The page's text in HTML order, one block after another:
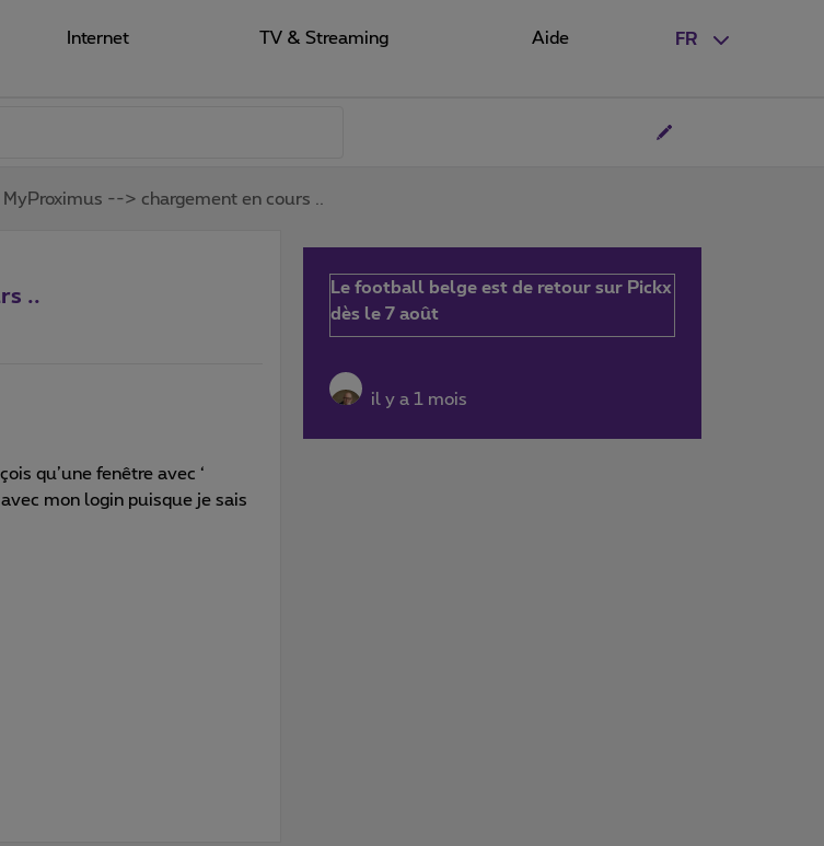
FR
Internet TV & Streaming Aide
MyProximus --> chargement en cours ..
..
qu’une fenêtre avec ‘
mon login puisque je sais
Le football belge est de retour sur Pickx
dès le 7 août
il y a 1 mois